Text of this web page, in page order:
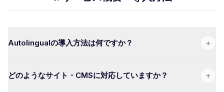
Autolingualの導入方法は何ですか？ +
どのようなサイト・CMSに対応していますか？ +